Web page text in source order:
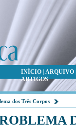
INÍCIO ARQUIVO
ARTIGOS
dos Três Corpos